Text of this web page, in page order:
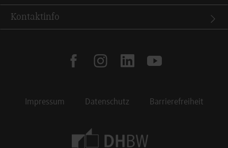
Kontaktinfo
facebookinstagramlinkedinyoutube
Impressum Datenschutz Barrierefreiheit